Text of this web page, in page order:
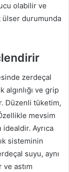
olabilir ve
ülser durumunda
zerdeçal
algınlığı ve grip
Düzenli tüketim,
mevsim
idealdir. Ayrıca
sisteminin
suyu, aynı
astım